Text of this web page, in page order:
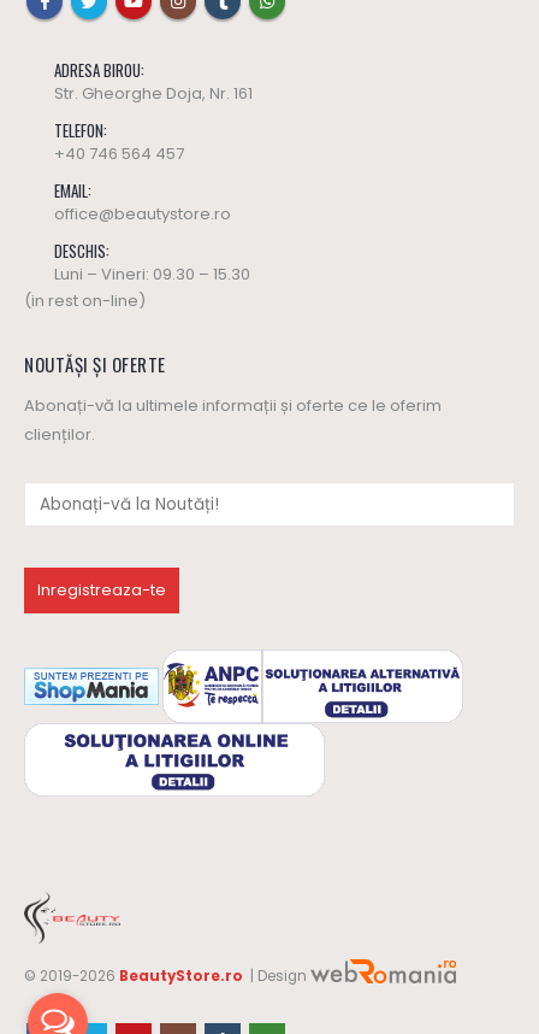
ADRESA BIROU:
Str. Gheorghe Doja, Nr. 161
TELEFON:
+40 746 564 457
EMAIL:
office@beautystore.ro
DESCHIS:
Luni – Vineri: 09.30 – 15.30
(in rest on-line)
NOUTĂȘI ȘI OFERTE
Abonați-vă la ultimele informații și oferte ce le oferim
clienților.
© 2019-2026 BeautyStore.ro | Design